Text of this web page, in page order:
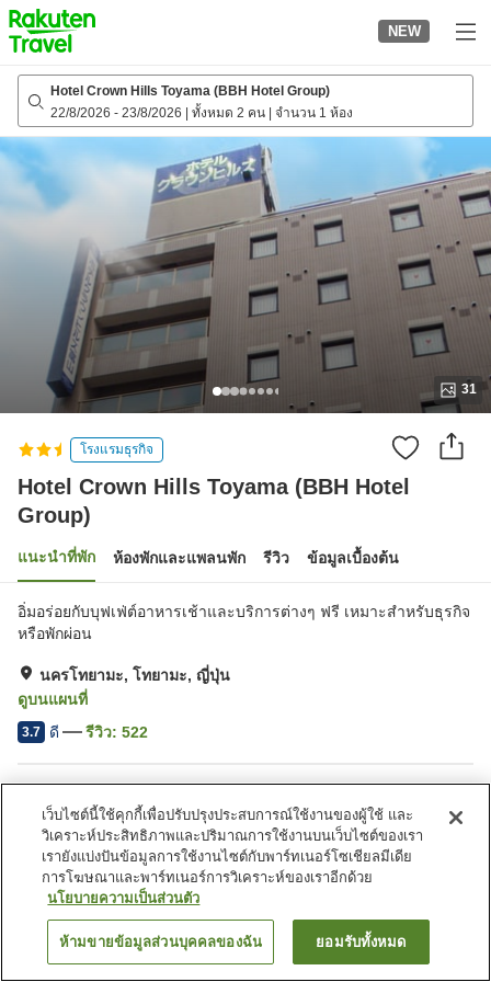
to
top
page
NEW
Hotel Crown Hills Toyama (BBH Hotel Group)
22/8/2026 - 23/8/2026 ทั้งหมด 2 คน จำนวน 1 ห้อง
31
โรงแรมธุรกิจ
Hotel Crown Hills Toyama (BBH Hotel
Group)
แนะนำที่พัก ห้องพักและแพลนพัก รีวิว ข้อมูลเบื้องต้น
อิ่มอร่อยกับบุฟเฟ่ต์อาหารเช้าและบริการต่างๆ ฟรี เหมาะสำหรับธุรกิจ
หรือพักผ่อน
นครโทยามะ, โทยามะ, ญี่ปุ่น
ดูบนแผนที่
3.7 ดี รีวิว: 522
ที่จอดรถ
สปา/บิวตี้ซาลอน
ตู้จำหน่ายอัตโนมัติ
บริการซักผ้า (มีค่าบริการ)
หน้าแรก ญี่ปุ่น โทยามะ
Hotel Crown Hills Toyama (BBH Hotel Group)
ค้นหาห้องพัก
เว็บไซต์นี้ใช้คุกกี้เพื่อปรับปรุงประสบการณ์ใช้งานของผู้ใช้ และ
วิเคราะห์ประสิทธิภาพและปริมาณการใช้งานบนเว็บไซต์ของเรา
เรายังแบ่งปันข้อมูลการใช้งานไซต์กับพาร์ทเนอร์โซเชียลมีเดีย
การโฆษณาและพาร์ทเนอร์การวิเคราะห์ของเราอีกด้วย
นโยบายความเป็นส่วนตัว
ห้ามขายข้อมูลส่วนบุคคลของฉัน ยอมรับทั้งหมด